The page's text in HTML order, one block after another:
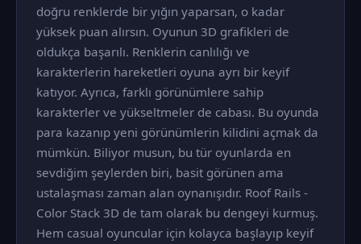
doğru renklerde bir yığın yaparsan, o kadar
yüksek puan alırsın. Oyunun 3D grafikleri de
oldukça başarılı. Renklerin canlılığı ve
karakterlerin hareketleri oyuna ayrı bir keyif
katıyor. Ayrıca, farklı görünümlere sahip
karakterler ve yükseltmeler de cabası. Bu oyunda
para kazanıp yeni görünümlerin kilidini açmak da
mümkün. Biliyor musun, bu tür oyunlarda en
sevdiğim şeylerden biri, basit görünen ama
ustalaşması zaman alan oynanışıdır. Roof Rails -
Color Stack 3D de tam olarak bu dengeyi kurmuş.
Hem casual oyuncular için kolayca başlayıp keyif